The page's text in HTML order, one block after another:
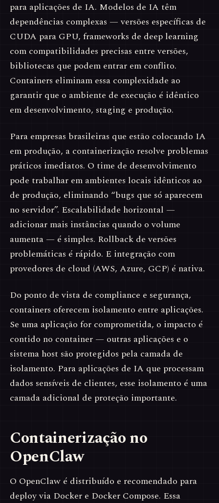
para aplicações de IA. Modelos de IA têm
dependências complexas — versões específicas de
CUDA para GPU, frameworks de deep learning
com compatibilidades precisas entre versões,
bibliotecas que podem entrar em conflito.
Containers eliminam essa complexidade ao
garantir que o ambiente de execução é idêntico
em desenvolvimento, staging e produção.
Para empresas brasileiras que estão colocando IA
em produção, a containerização resolve problemas
práticos imediatos. O time de desenvolvimento
pode trabalhar em ambientes locais idênticos ao
de produção, eliminando “bugs que só aparecem
no servidor”. Escalabilidade horizontal —
adicionar mais instâncias quando o volume
aumenta — é simples. Rollback de versões
problemáticas é rápido. E integração com
provedores de cloud (AWS, Azure, GCP) é nativa.
Do ponto de vista de compliance e segurança,
containers oferecem isolamento entre aplicações.
Se uma aplicação for comprometida, o impacto é
contido no container — outras aplicações e o
sistema host são protegidos pela camada de
isolamento. Para aplicações de IA que processam
dados sensíveis de clientes, esse isolamento é uma
camada adicional de proteção importante.
Containerização no
OpenClaw
O OpenClaw é distribuído e recomendado para
deploy via Docker e Docker Compose. Essa